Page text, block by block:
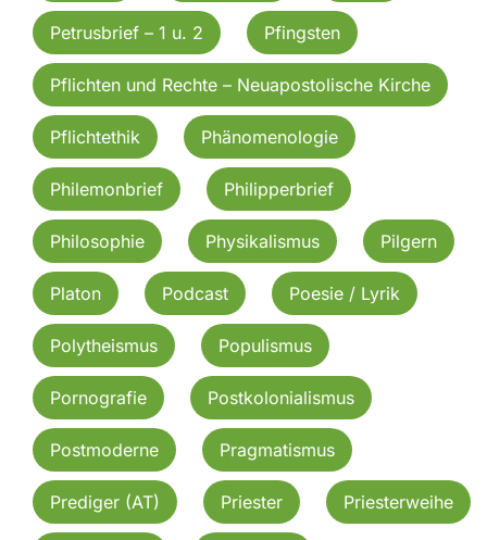
Petrusbrief – 1 u. 2 Pfingsten
Pflichten und Rechte – Neuapostolische Kirche
Pflichtethik Phänomenologie
Philemonbrief Philipperbrief
Philosophie Physikalismus Pilgern
Platon Podcast Poesie / Lyrik
Polytheismus Populismus
Pornografie Postkolonialismus
Postmoderne Pragmatismus
Prediger (AT) Priester Priesterweihe